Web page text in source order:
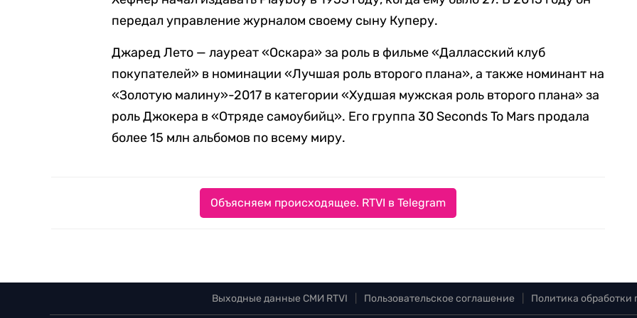
передал управление журналом своему сыну Куперу.
Джаред Лето — лауреат «Оскара» за роль в фильме «Далласский клуб
покупателей» в номинации «Лучшая роль второго плана», а также номинант на
«Золотую малину»-2017 в категории «Худшая мужская роль второго плана» за
роль Джокера в «Отряде самоубийц». Его группа 30 Seconds To Mars продала
более 15 млн альбомов по всему миру.
Объясняем происходящее. RTVI в Telegram
Выходные данные СМИ RTVI Пользовательское соглашение Политика